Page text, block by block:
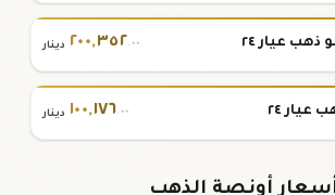
عيار ٢٤ ٢٠٠,٣٥٢.٠٠ دينار
٢٤ ١٠٠,١٧٦.٠٠ دينار
أونصة الذهب